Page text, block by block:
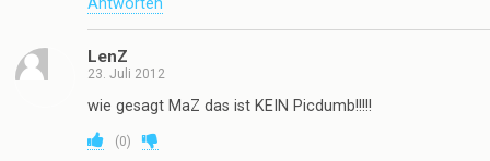
Antworten
LenZ
23. Juli 2012
wie gesagt MaZ das ist KEIN Picdumb!!!!!
(0)